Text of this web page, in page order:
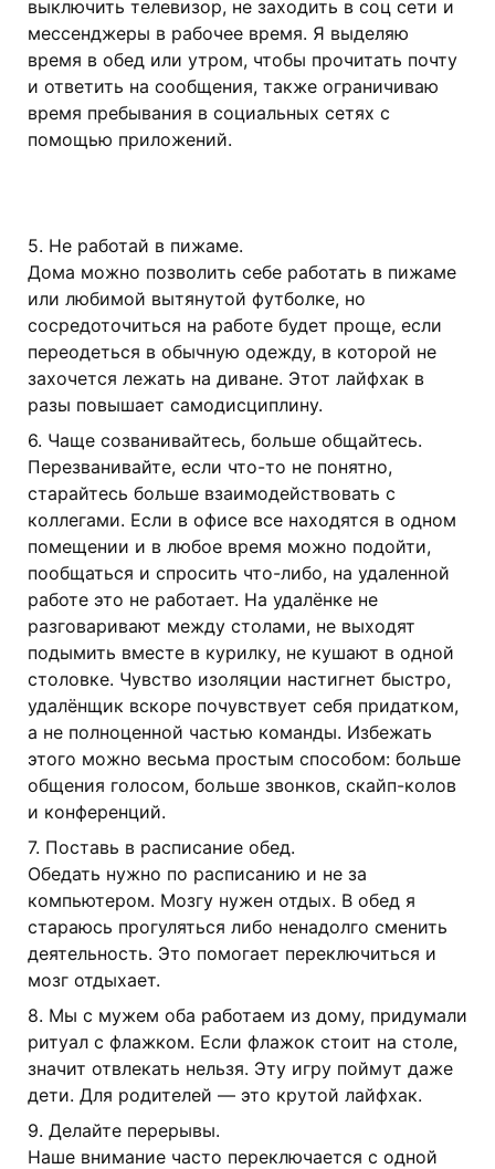
выключить телевизор, не заходить в соц сети и
мессенджеры в рабочее время. Я выделяю
время в обед или утром, чтобы прочитать почту
и ответить на сообщения, также ограничиваю
время пребывания в социальных сетях с
помощью приложений.
5. Не работай в пижаме.
Дома можно позволить себе работать в пижаме
или любимой вытянутой футболке, но
сосредоточиться на работе будет проще, если
переодеться в обычную одежду, в которой не
захочется лежать на диване. Этот лайфхак в
разы повышает самодисциплину.
6. Чаще созванивайтесь, больше общайтесь.
Перезванивайте, если что-то не понятно,
старайтесь больше взаимодействовать с
коллегами. Если в офисе все находятся в одном
помещении и в любое время можно подойти,
пообщаться и спросить что-либо, на удаленной
работе это не работает. На удалёнке не
разговаривают между столами, не выходят
подымить вместе в курилку, не кушают в одной
столовке. Чувство изоляции настигнет быстро,
удалёнщик вскоре почувствует себя придатком,
а не полноценной частью команды. Избежать
этого можно весьма простым способом: больше
общения голосом, больше звонков, скайп-колов
и конференций.
7. Поставь в расписание обед.
Обедать нужно по расписанию и не за
компьютером. Мозгу нужен отдых. В обед я
стараюсь прогуляться либо ненадолго сменить
деятельность. Это помогает переключиться и
мозг отдыхает.
8. Мы с мужем оба работаем из дому, придумали
ритуал с флажком. Если флажок стоит на столе,
значит отвлекать нельзя. Эту игру поймут даже
дети. Для родителей — это крутой лайфхак.
9. Делайте перерывы.
Наше внимание часто переключается с одной